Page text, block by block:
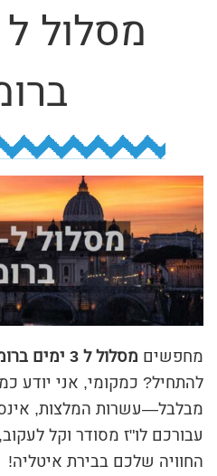
מחפשים מסלול ל 3 ימים ברומא
להתחיל? כמקומי, אני יודע
מבלבל—עשרות המלצות,
עבורכם לו"ז מסודר וקל
החוויה שלכם בבירת איטליה!